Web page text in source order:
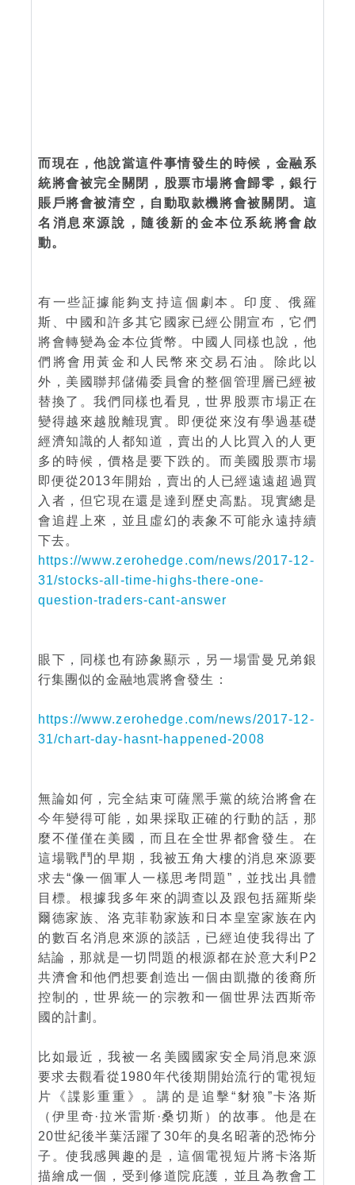
而現在，他說當這件事情發生的時候，金融系
統將會被完全關閉，股票市場將會歸零，銀行
賬戶將會被清空，自動取款機將會被關閉。這
名消息來源說，隨後新的金本位系統將會啟
動。
有一些証據能夠支持這個劇本。印度、俄羅
斯、中國和許多其它國家已經公開宣布，它們
將會轉變為金本位貨幣。中國人同樣也說，他
們將會用黃金和人民幣來交易石油。除此以
外，美國聯邦儲備委員會的整個管理層已經被
替換了。我們同樣也看見，世界股票市場正在
變得越來越脫離現實。即便從來沒有學過基礎
經濟知識的人都知道，賣出的人比買入的人更
多的時候，價格是要下跌的。而美國股票市場
即便從2013年開始，賣出的人已經遠遠超過買
入者，但它現在還是達到歷史高點。現實總是
會追趕上來，並且虛幻的表象不可能永遠持續
下去。
https://www.zerohedge.com/news/2017-12-
31/stocks-all-time-highs-there-one-
question-traders-cant-answer
眼下，同樣也有跡象顯示，另一場雷曼兄弟銀
行集團似的金融地震將會發生：
https://www.zerohedge.com/news/2017-12-
31/chart-day-hasnt-happened-2008
無論如何，完全結束可薩黑手黨的統治將會在
今年變得可能，如果採取正確的行動的話，那
麼不僅僅在美國，而且在全世界都會發生。在
這場戰鬥的早期，我被五角大樓的消息來源要
求去“像一個軍人一樣思考問題”，並找出具體
目標。根據我多年來的調查以及跟包括羅斯柴
爾德家族、洛克菲勒家族和日本皇室家族在內
的數百名消息來源的談話，已經迫使我得出了
結論，那就是一切問題的根源都在於意大利P2
共濟會和他們想要創造出一個由凱撒的後裔所
控制的，世界統一的宗教和一個世界法西斯帝
國的計劃。
比如最近，我被一名美國國家安全局消息來源
要求去觀看從1980年代後期開始流行的電視短
片《諜影重重》。講的是追擊“豺狼”卡洛斯
（伊里奇·拉米雷斯·桑切斯）的故事。他是在
20世紀後半葉活躍了30年的臭名昭著的恐怖分
子。使我感興趣的是，這個電視短片將卡洛斯
描繪成一個，受到修道院庇護，並且為教會工